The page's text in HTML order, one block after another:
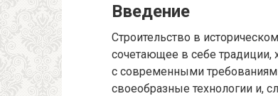
Введение
Строительство в
сочетающее в себе
с современными
своеобразные технологии и,